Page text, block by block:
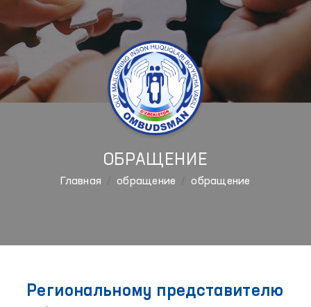
ОБРАЩЕНИЕ
Главная обращение обращение
Региональному представителю